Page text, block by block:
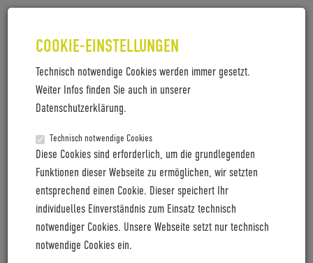
COOKIE-EINSTELLUNGEN
Technisch notwendige Cookies werden immer gesetzt.
Weiter Infos finden Sie auch in unserer
Datenschutzerklärung.
Technisch notwendige Cookies
Diese Cookies sind erforderlich, um die grundlegenden
Funktionen dieser Webseite zu ermöglichen, wir setzten
entsprechend einen Cookie. Dieser speichert Ihr
individuelles Einverständnis zum Einsatz technisch
notwendiger Cookies. Unsere Webseite setzt nur technisch
notwendige Cookies ein.
COBOC_X-EDITION_LAUNCH KIT
LETZTE PRESSEMITTEILUNGEN
Coboc blickt mit positiver Vororder auf 2027
Cyclingworld Europe expands its trade show concept for